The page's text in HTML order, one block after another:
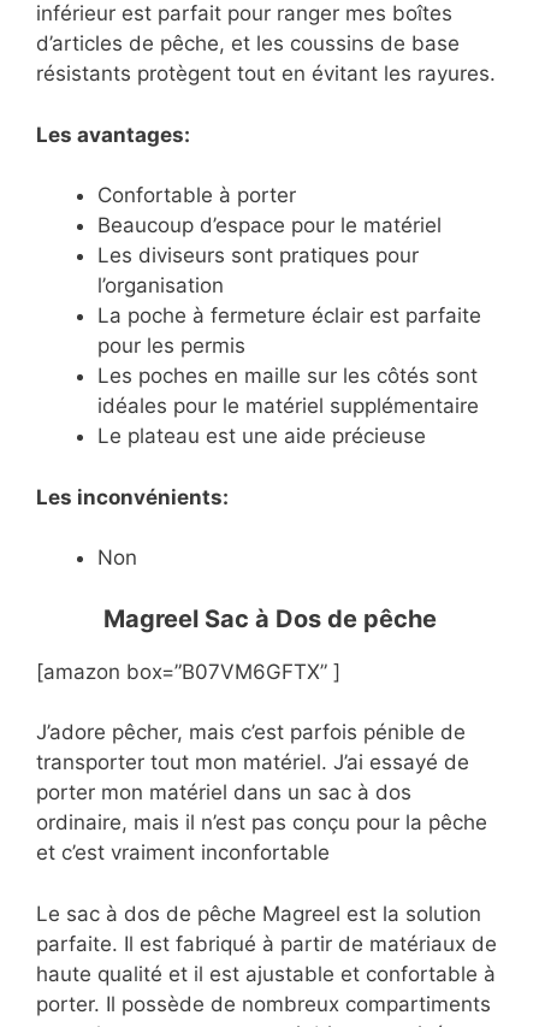
inférieur est parfait pour ranger mes boîtes
d’articles de pêche, et les coussins de base
résistants protègent tout en évitant les rayures.
Les avantages:
Confortable à porter
Beaucoup d’espace pour le matériel
Les diviseurs sont pratiques pour
l’organisation
La poche à fermeture éclair est parfaite
pour les permis
Les poches en maille sur les côtés sont
idéales pour le matériel supplémentaire
Le plateau est une aide précieuse
Les inconvénients:
Non
Magreel Sac à Dos de pêche
[amazon box=”B07VM6GFTX” ]
J’adore pêcher, mais c’est parfois pénible de
transporter tout mon matériel. J’ai essayé de
porter mon matériel dans un sac à dos
ordinaire, mais il n’est pas conçu pour la pêche
et c’est vraiment inconfortable
Le sac à dos de pêche Magreel est la solution
parfaite. Il est fabriqué à partir de matériaux de
haute qualité et il est ajustable et confortable à
porter. Il possède de nombreux compartiments